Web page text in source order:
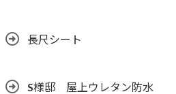
長尺シート
S様邸 屋上ウレタン防水